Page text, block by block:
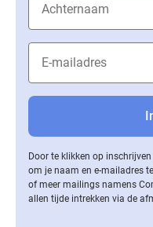
Door te klikken op
om je naam en e-mailadres
of meer mailings namens
allen tijde intrekken via de